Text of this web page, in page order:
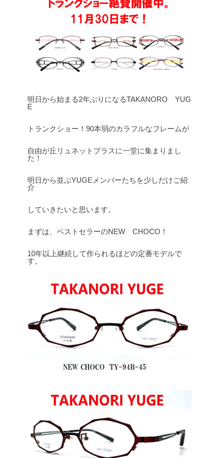
明日から始まる2年ぶりになるTAKANORO YUG
E
トランクショー！90本弱のカラフルなフレームが
自由が丘リュネットプラスに一堂に集まりまし
た！
明日から並ぶYUGEメンバーたちを少しだけご紹
介
していきたいと思います。
まずは、ベストセラーのNEW CHOCO！
10年以上継続して作られるほどの定番モデルで
す。